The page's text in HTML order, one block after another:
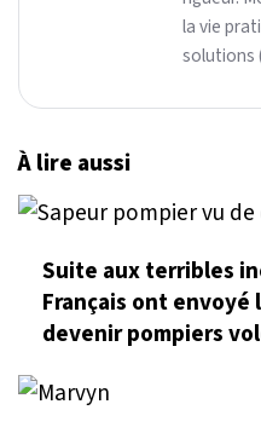
la vie
solutions
À lire aussi
Suite aux terribles
Français ont
devenir pompiers